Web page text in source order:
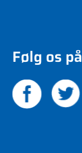
Følg os på